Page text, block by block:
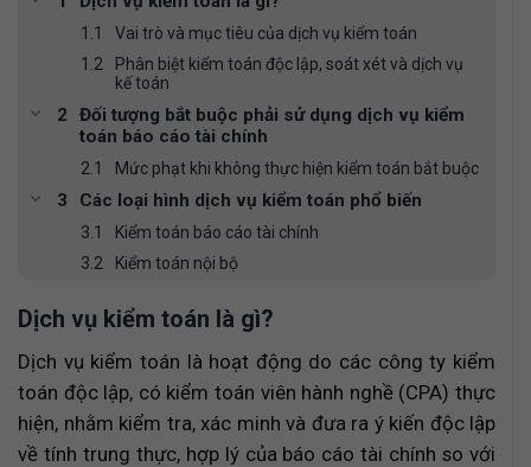
Vai trò và mục tiêu của dịch vụ kiểm toán
Phân biệt kiểm toán độc lập, soát xét và dịch vụ
kế toán
Đối tượng bắt buộc phải sử dụng dịch vụ kiểm
toán báo cáo tài chính
Mức phạt khi không thực hiện kiểm toán bắt buộc
Các loại hình dịch vụ kiểm toán phổ biến
Kiểm toán báo cáo tài chính
Kiểm toán nội bộ
Kiểm toán báo cáo quyết toán vốn đầu tư hoàn
Soát xét báo cáo tài chính và kiểm tra thông tin
theo thỏa thuận trước
Quy trình thực hiện dịch vụ kiểm toán báo cáo
tài chính
Dịch vụ kiểm toán là gì?
Dịch vụ kiểm toán là hoạt động do các công ty kiểm
toán độc lập, có kiểm toán viên hành nghề (CPA) thực
hiện, nhằm kiểm tra, xác minh và đưa ra ý kiến độc lập
về tính trung thực, hợp lý của báo cáo tài chính so với